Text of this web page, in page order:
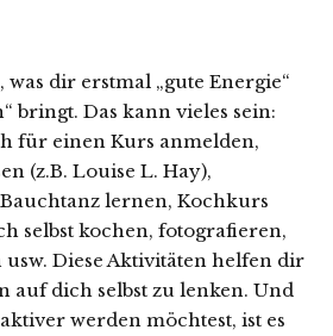
was dir erstmal „gute Energie“
bringt. Das kann vieles sein:
für einen Kurs anmelden,
(z.B. Louise L. Hay),
lernen, Kochkurs
selbst kochen, fotografieren,
Diese Aktivitäten helfen dir
auf dich selbst zu lenken. Und
werden möchtest, ist es